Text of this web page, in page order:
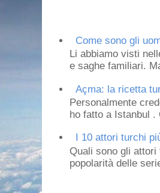
Come sono gli
Li abbiamo visti
e saghe familiari.
Açma: la ricetta
Personalmente
ho fatto a Istanbul
I 10 attori turchi
Quali sono gli
popolarità delle